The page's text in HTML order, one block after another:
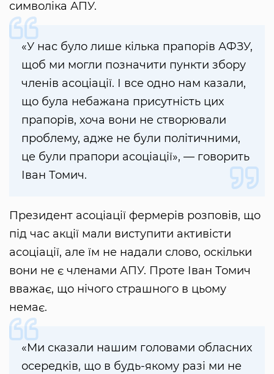
символіка АПУ.
«У нас було лише кілька прапорів АФЗУ,
щоб ми могли позначити пункти збору
членів асоціації. І все одно нам казали,
що була небажана присутність цих
прапорів, хоча вони не створювали
проблему, адже не були політичними,
це були прапори асоціації», — говорить
Іван Томич.
Президент асоціації фермерів розповів, що
під час акції мали виступити активісти
асоціації, але їм не надали слово, оскільки
вони не є членами АПУ. Проте Іван Томич
вважає, що нічого страшного в цьому
немає.
«Ми сказали нашим головами обласних
осередків, що в будь-якому разі ми не